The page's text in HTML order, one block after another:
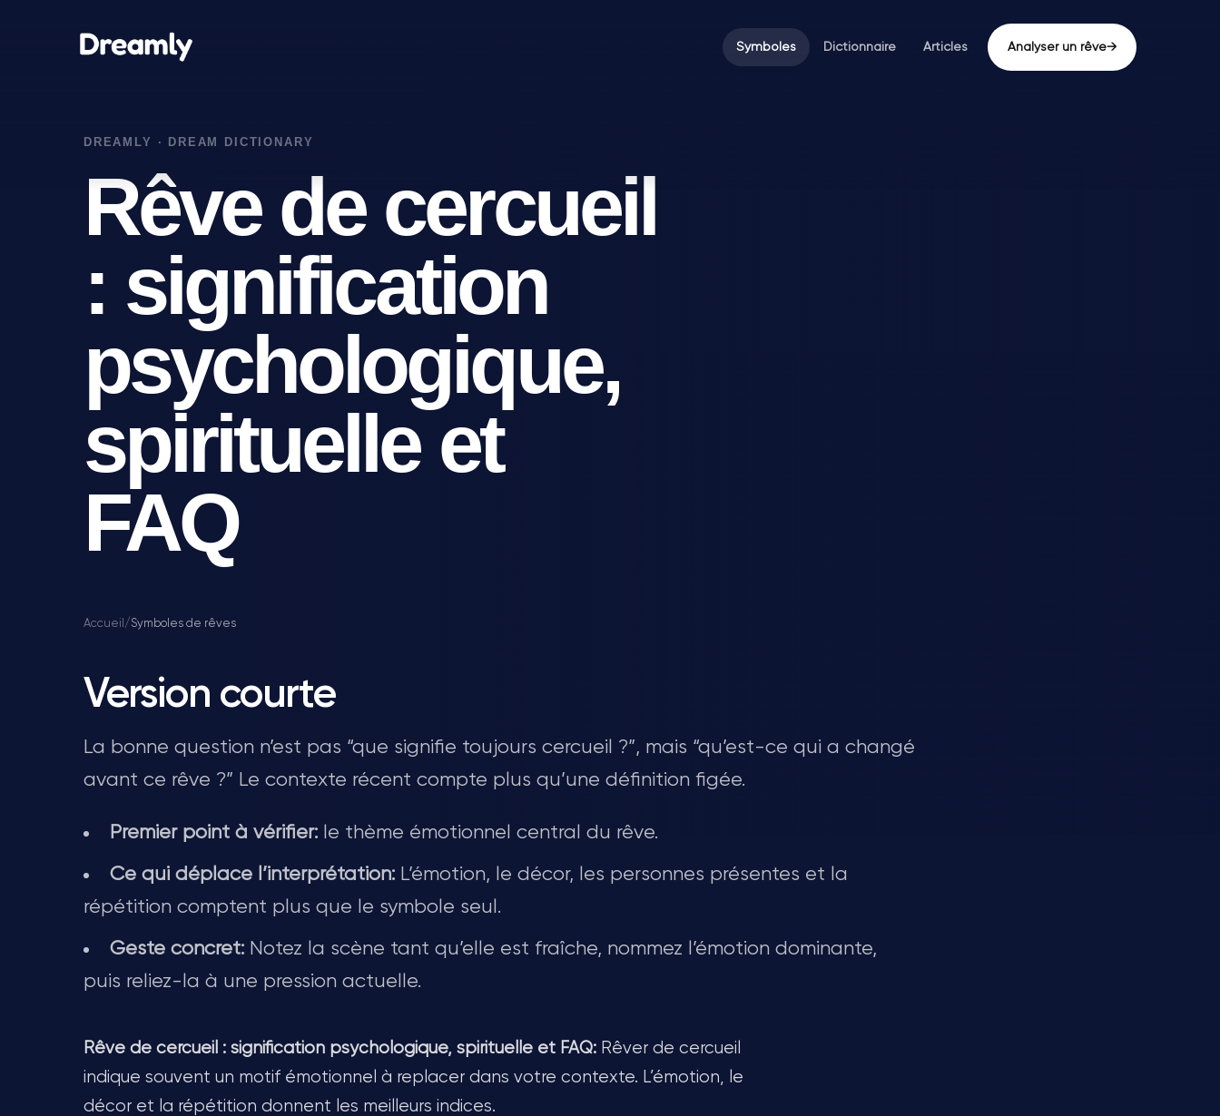
Symboles Dictionnaire Articles Analyser un rêve→
Rêve de cercueil
: signification
psychologique,
spirituelle et
FAQ
Accueil / Symboles de rêves
Version courte
La bonne question n’est pas “que signifie toujours cercueil ?”, mais “qu’est-ce qui a changé
avant ce rêve ?” Le contexte récent compte plus qu’une définition figée.
Premier point à vérifier: le thème émotionnel central du rêve.
Ce qui déplace l’interprétation: L’émotion, le décor, les personnes présentes et la
répétition comptent plus que le symbole seul.
Geste concret: Notez la scène tant qu’elle est fraîche, nommez l’émotion dominante,
puis reliez-la à une pression actuelle.
Rêve de cercueil : signification psychologique, spirituelle et FAQ: Rêver de cercueil
indique souvent un motif émotionnel à replacer dans votre contexte. L’émotion, le
décor et la répétition donnent les meilleurs indices.